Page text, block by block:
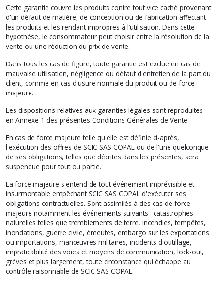
Cette garantie couvre les produits contre tout vice caché provenant
d'un défaut de matière, de conception ou de fabrication affectant
les produits et les rendant impropres à l’utilisation. Dans cette
hypothèse, le consommateur peut choisir entre la résolution de la
vente ou une réduction du prix de vente.
Dans tous les cas de figure, toute garantie est exclue en cas de
mauvaise utilisation, négligence ou défaut d'entretien de la part du
client, comme en cas d'usure normale du produit ou de force
majeure.
Les dispositions relatives aux garanties légales sont reproduites
en Annexe 1 des présentes Conditions Générales de Vente
En cas de force majeure telle qu'elle est définie ci-après,
l'exécution des offres de SCIC SAS COPAL ou de l'une quelconque
de ses obligations, telles que décrites dans les présentes, sera
suspendue pour tout ou partie.
La force majeure s'entend de tout événement imprévisible et
insurmontable empêchant SCIC SAS COPAL d'exécuter ses
obligations contractuelles. Sont assimilés à des cas de force
majeure notamment les événements suivants : catastrophes
naturelles telles que tremblements de terre, incendies, tempêtes,
inondations, guerre civile, émeutes, embargo sur les exportations
ou importations, manœuvres militaires, incidents d'outillage,
impraticabilité des voies et moyens de communication, lock-out,
grèves et plus largement, toute circonstance qui échappe au
contrôle raisonnable de SCIC SAS COPAL.